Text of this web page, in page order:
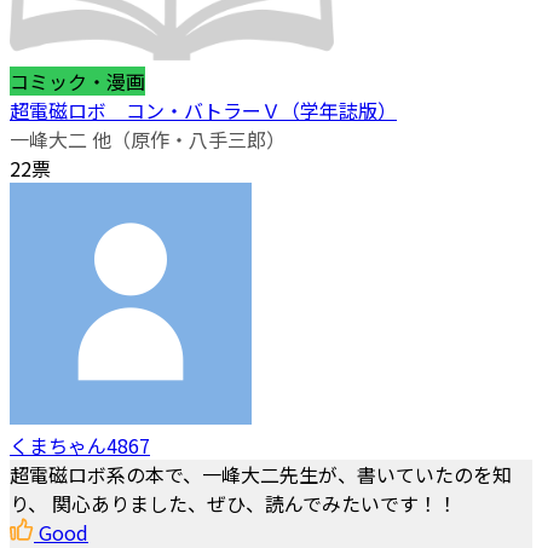
コミック・漫画
超電磁ロボ コン・バトラーＶ（学年誌版）
一峰大二 他（原作・八手三郎）
22票
くまちゃん4867
超電磁ロボ系の本で、一峰大二先生が、書いていたのを知
り、 関心ありました、ぜひ、読んでみたいです！！
Good